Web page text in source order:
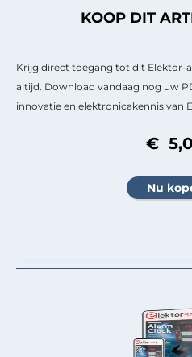
KOOP DIT
Krijg direct toegang tot dit Elektor-
altijd. Download vandaag nog uw
innovatie en elektronicakennis van
€